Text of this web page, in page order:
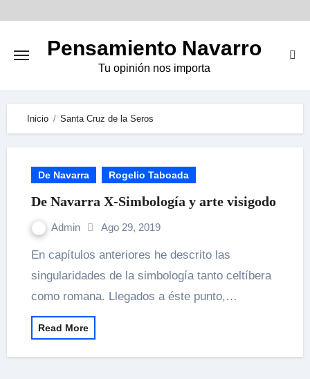
Pensamiento Navarro
Tu opinión nos importa
Inicio Santa Cruz de la Seros
De Navarra Rogelio Taboada
De Navarra X-Simbología y arte visigodo
Admin Ago 29, 2019
En capítulos anteriores he descrito las
singularidades de la simbología tanto celtíbera
como romana. Llegados a éste punto,…
Read More